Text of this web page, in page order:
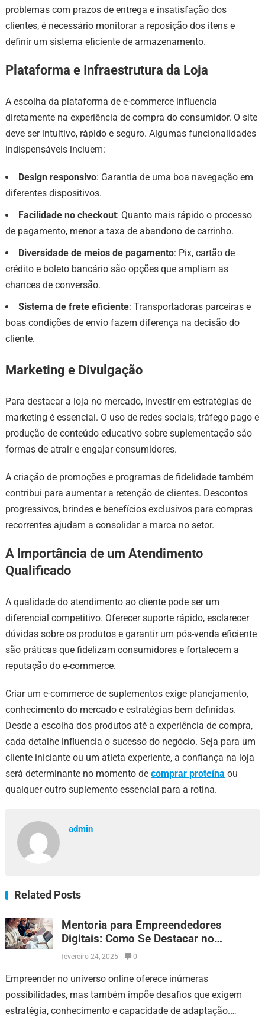
problemas com prazos de entrega e insatisfação dos
clientes, é necessário monitorar a reposição dos itens e
definir um sistema eficiente de armazenamento.
Plataforma e Infraestrutura da Loja
A escolha da plataforma de e-commerce influencia
diretamente na experiência de compra do consumidor. O site
deve ser intuitivo, rápido e seguro. Algumas funcionalidades
indispensáveis incluem:
Design responsivo: Garantia de uma boa navegação em
diferentes dispositivos.
Facilidade no checkout: Quanto mais rápido o processo
de pagamento, menor a taxa de abandono de carrinho.
Diversidade de meios de pagamento: Pix, cartão de
crédito e boleto bancário são opções que ampliam as
chances de conversão.
Sistema de frete eficiente: Transportadoras parceiras e
boas condições de envio fazem diferença na decisão do
cliente.
Marketing e Divulgação
Para destacar a loja no mercado, investir em estratégias de
marketing é essencial. O uso de redes sociais, tráfego pago e
produção de conteúdo educativo sobre suplementação são
formas de atrair e engajar consumidores.
A criação de promoções e programas de fidelidade também
contribui para aumentar a retenção de clientes. Descontos
progressivos, brindes e benefícios exclusivos para compras
recorrentes ajudam a consolidar a marca no setor.
A Importância de um Atendimento
Qualificado
A qualidade do atendimento ao cliente pode ser um
diferencial competitivo. Oferecer suporte rápido, esclarecer
dúvidas sobre os produtos e garantir um pós-venda eficiente
são práticas que fidelizam consumidores e fortalecem a
reputação do e-commerce.
Criar um e-commerce de suplementos exige planejamento,
conhecimento do mercado e estratégias bem definidas.
Desde a escolha dos produtos até a experiência de compra,
cada detalhe influencia o sucesso do negócio. Seja para um
cliente iniciante ou um atleta experiente, a confiança na loja
será determinante no momento de comprar proteína ou
qualquer outro suplemento essencial para a rotina.
admin
Related Posts
Mentoria para Empreendedores
Digitais: Como Se Destacar no
Mercado
fevereiro 24, 2025 0
Empreender no universo online oferece inúmeras
possibilidades, mas também impõe desafios que exigem
estratégia, conhecimento e capacidade de adaptação.